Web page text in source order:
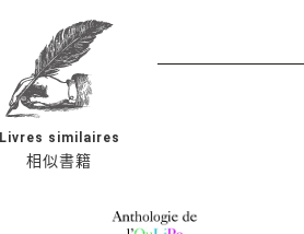
相似書籍
Livres similaires